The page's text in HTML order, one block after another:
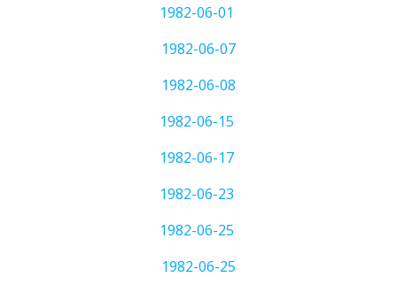
1982-06-01
1982-06-07
1982-06-08
1982-06-15
1982-06-17
1982-06-23
1982-06-25
1982-06-25